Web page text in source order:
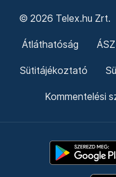
© 2026 Telex.hu Zrt.
Átláthatóság
Sütitájékoztató
Kommentelési